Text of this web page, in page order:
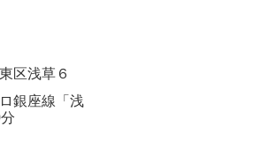
区浅草６
銀座線「浅